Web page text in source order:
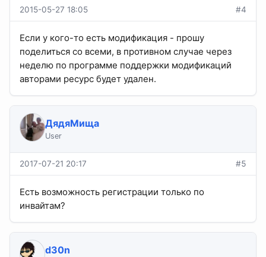
2015-05-27 18:05 #4
Если у кого-то есть модификация - прошу
поделиться со всеми, в противном случае через
неделю по программе поддержки модификаций
авторами ресурс будет удален.
ДядяМища
User
2017-07-21 20:17 #5
Есть возможность регистрации только по
инвайтам?
d30n